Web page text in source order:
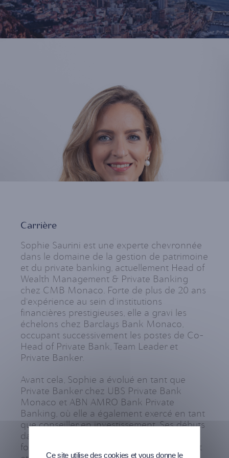
Carrière
Sophie Saurini est une experte chevronnée
dans le domaine de la gestion de patrimoine
et du private banking, actuellement Head of
Wealth Management & Private Banking
chez CMB Monaco. Forte de plus de 20 ans
d'expérience au sein d'institutions
financières prestigieuses, elle a gravi les
échelons chez Barclays Bank Monaco,
occupant successivement les postes de Co-
Head of Private Bank, Team Leader et
Private Banker.
Avant cela, Sophie a évolué en tant que
Private Banker chez UBS Private Bank
Monaco et ABN AMRO Bank Private
Banking, où elle a également exercé en tant
que conseiller en investissement. Ses débuts
dans le secteur bancaire remontent à ses
fonctions au sein du département de crédit
Ce site utilise des cookies et vous donne le